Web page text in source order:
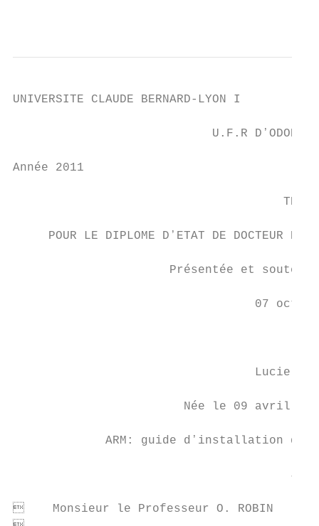
UNIVERSITE CLAUDE BERNARD-LYON I
U.F.R
Année 2011
                                      THESE
POUR LE DIPLOME DʼETAT DE DOCTEUR EN
Présentée et
07
Lucie
Née le 09 avril
ARM: guide dʼinstallation
                                       JURY
    Monsieur le Professeur O.